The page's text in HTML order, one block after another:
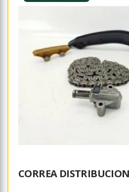
CORREA